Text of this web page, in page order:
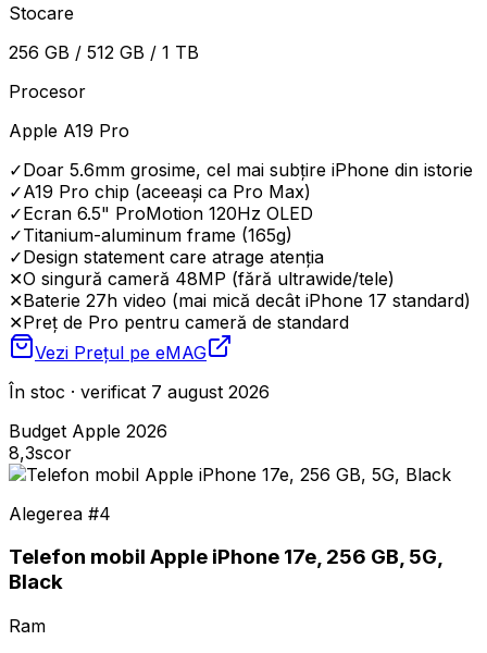
Stocare
256 GB / 512 GB / 1 TB
Procesor
Apple A19 Pro
✓Doar 5.6mm grosime, cel mai subțire iPhone din istorie
✓A19 Pro chip (aceeași ca Pro Max)
✓Ecran 6.5" ProMotion 120Hz OLED
✓Titanium-aluminum frame (165g)
✓Design statement care atrage atenția
✕O singură cameră 48MP (fără ultrawide/tele)
✕Baterie 27h video (mai mică decât iPhone 17 standard)
✕Preț de Pro pentru cameră de standard
Vezi Prețul pe eMAG
În stoc · verificat 7 august 2026
Budget Apple 2026
8,3scor
Alegerea #4
Telefon mobil Apple iPhone 17e, 256 GB, 5G,
Black
Ram